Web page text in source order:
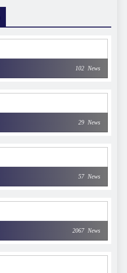
102 News
29 News
57 News
2067 News